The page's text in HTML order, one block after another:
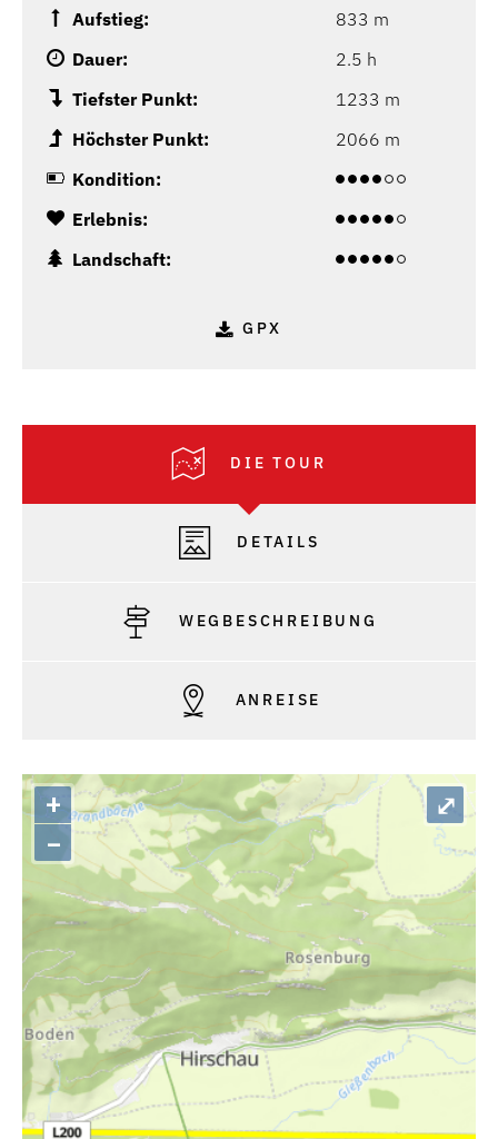
Aufstieg:
833 m
Dauer:
2.5 h
Tiefster Punkt:
1233 m
Höchster Punkt:
2066 m
Kondition:
Erlebnis:
Landschaft:
GPX
DIE TOUR
DETAILS
WEGBESCHREIBUNG
ANREISE
+
–
⤢